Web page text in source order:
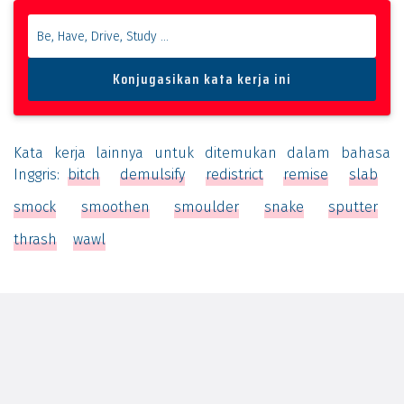
Kata kerja lainnya untuk ditemukan dalam bahasa
Inggris: bitch demulsify redistrict remise
slab
smock
smoothen smoulder snake
sputter
thrash
wawl